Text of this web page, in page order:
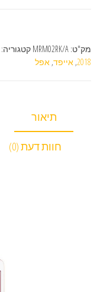
מק"ט: MRM02RK/A קטגוריה:
2018
, אייפד, אפל
תיאור
חוות דעת (0)